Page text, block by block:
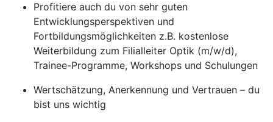
Profitiere auch du von sehr guten
Entwicklungsperspektiven und
Fortbildungsmöglichkeiten z.B. kostenlose
Weiterbildung zum Filialleiter Optik (m/w/d),
Trainee-Programme, Workshops und Schulungen
Wertschätzung, Anerkennung und Vertrauen – du
bist uns wichtig